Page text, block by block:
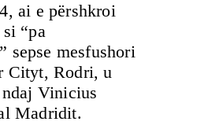
ai e përshkroi
“pa
sepse mesfushori
Cityt, Rodri, u
Vinicius
Madridit.